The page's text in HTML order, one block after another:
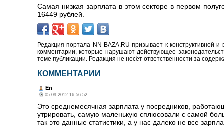
Самая низкая зарплата в этом секторе в первом
16449 рублей.
Редакция портала NN-BAZA.RU призывает к конструктивной
комментарии, которые нарушают действующее
теме публикации. Редакция не несёт ответственности за
КОММЕНТАРИИ
En
05.09.2012 16.56.52
Это среднемесячная зарплата у посредников,
утрировать, самую маленькую сплюсовали с самой
так это данные статистики, а у нас далеко не все